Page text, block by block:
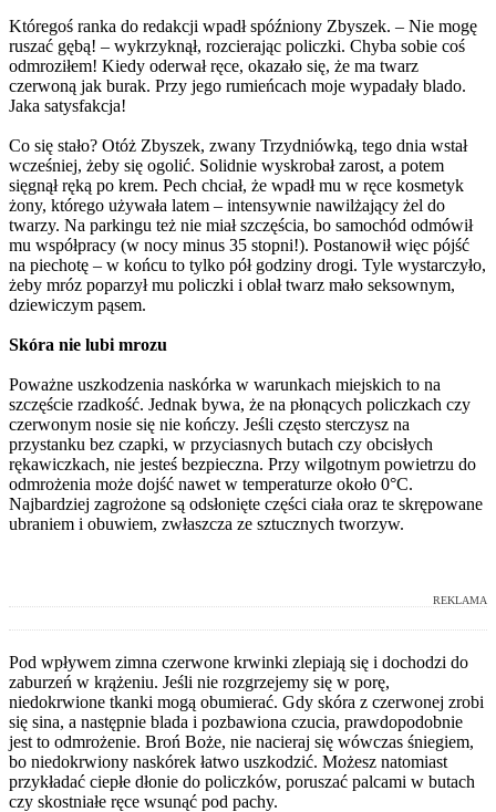
Któregoś ranka do redakcji wpadł spóźniony Zbyszek. – Nie mogę
ruszać gębą! – wykrzyknął, rozcierając policzki. Chyba sobie coś
odmroziłem! Kiedy oderwał ręce, okazało się, że ma twarz
czerwoną jak burak. Przy jego rumieńcach moje wypadały blado.
Jaka satysfakcja!
Co się stało? Otóż Zbyszek, zwany Trzydniówką, tego dnia wstał
wcześniej, żeby się ogolić. Solidnie wyskrobał zarost, a potem
sięgnął ręką po krem. Pech chciał, że wpadł mu w ręce kosmetyk
żony, którego używała latem – intensywnie nawilżający żel do
twarzy. Na parkingu też nie miał szczęścia, bo samochód odmówił
mu współpracy (w nocy minus 35 stopni!). Postanowił więc pójść
na piechotę – w końcu to tylko pół godziny drogi. Tyle wystarczyło,
żeby mróz poparzył mu policzki i oblał twarz mało seksownym,
dziewiczym pąsem.
Skóra nie lubi mrozu
Poważne uszkodzenia naskórka w warunkach miejskich to na
szczęście rzadkość. Jednak bywa, że na płonących policzkach czy
czerwonym nosie się nie kończy. Jeśli często sterczysz na
przystanku bez czapki, w przyciasnych butach czy obcisłych
rękawiczkach, nie jesteś bezpieczna. Przy wilgotnym powietrzu do
odmrożenia może dojść nawet w temperaturze około 0°C.
Najbardziej zagrożone są odsłonięte części ciała oraz te skrępowane
ubraniem i obuwiem, zwłaszcza ze sztucznych tworzyw.
REKLAMA
Pod wpływem zimna czerwone krwinki zlepiają się i dochodzi do
zaburzeń w krążeniu. Jeśli nie rozgrzejemy się w porę,
niedokrwione tkanki mogą obumierać. Gdy skóra z czerwonej zrobi
się sina, a następnie blada i pozbawiona czucia, prawdopodobnie
jest to odmrożenie. Broń Boże, nie nacieraj się wówczas śniegiem,
bo niedokrwiony naskórek łatwo uszkodzić. Możesz natomiast
przykładać ciepłe dłonie do policzków, poruszać palcami w butach
czy skostniałe ręce wsunąć pod pachy.